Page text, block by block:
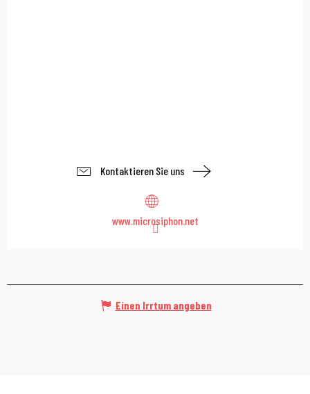
Kontaktieren Sie uns
www.microsiphon.net
Einen Irrtum angeben